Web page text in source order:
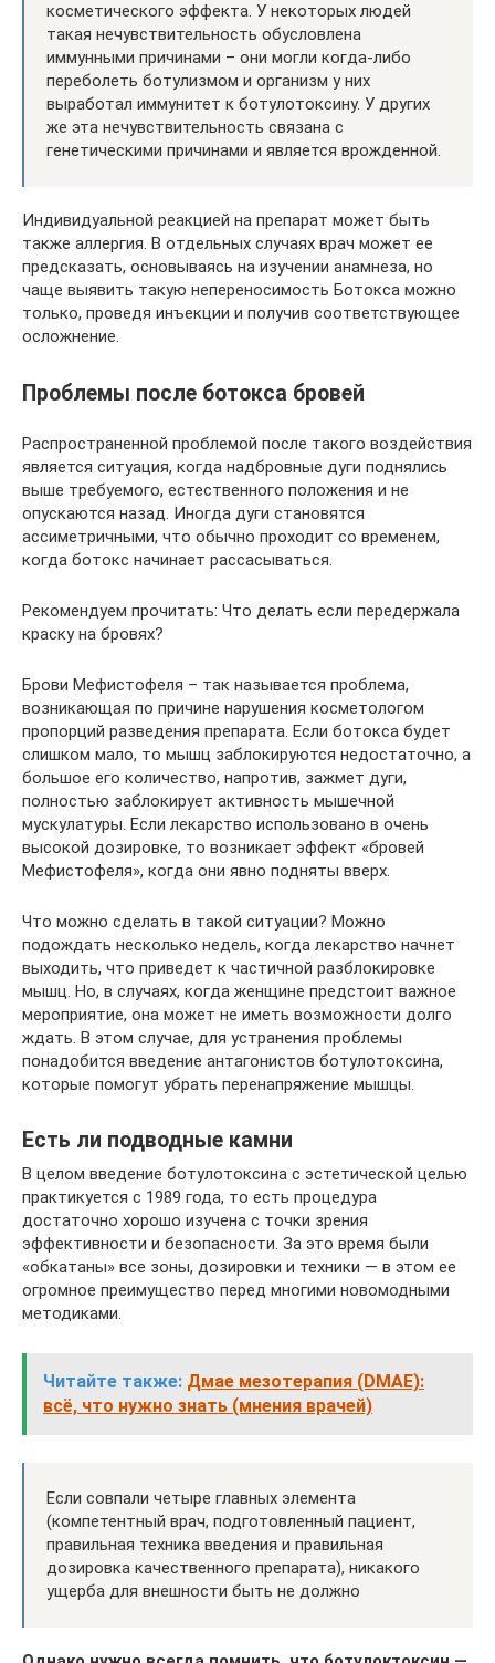
косметического эффекта. У некоторых людей
такая нечувствительность обусловлена
иммунными причинами – они могли когда-либо
переболеть ботулизмом и организм у них
выработал иммунитет к ботулотоксину. У других
же эта нечувствительность связана с
генетическими причинами и является врожденной.
Индивидуальной реакцией на препарат может быть
также аллергия. В отдельных случаях врач может ее
предсказать, основываясь на изучении анамнеза, но
чаще выявить такую непереносимость Ботокса можно
только, проведя инъекции и получив соответствующее
осложнение.
Проблемы после ботокса бровей
Распространенной проблемой после такого воздействия
является ситуация, когда надбровные дуги поднялись
выше требуемого, естественного положения и не
опускаются назад. Иногда дуги становятся
ассиметричными, что обычно проходит со временем,
когда ботокс начинает рассасываться.
Рекомендуем прочитать: Что делать если передержала
краску на бровях?
Брови Мефистофеля – так называется проблема,
возникающая по причине нарушения косметологом
пропорций разведения препарата. Если ботокса будет
слишком мало, то мышц заблокируются недостаточно, а
большое его количество, напротив, зажмет дуги,
полностью заблокирует активность мышечной
мускулатуры. Если лекарство использовано в очень
высокой дозировке, то возникает эффект «бровей
Мефистофеля», когда они явно подняты вверх.
Что можно сделать в такой ситуации? Можно
подождать несколько недель, когда лекарство начнет
выходить, что приведет к частичной разблокировке
мышц. Но, в случаях, когда женщине предстоит важное
мероприятие, она может не иметь возможности долго
ждать. В этом случае, для устранения проблемы
понадобится введение антагонистов ботулотоксина,
которые помогут убрать перенапряжение мышцы.
Есть ли подводные камни
В целом введение ботулотоксина с эстетической целью
практикуется с 1989 года, то есть процедура
достаточно хорошо изучена с точки зрения
эффективности и безопасности. За это время были
«обкатаны» все зоны, дозировки и техники — в этом ее
огромное преимущество перед многими новомодными
методиками.
Читайте также: Дмае мезотерапия (DMAE):
всё, что нужно знать (мнения врачей)
Если совпали четыре главных элемента
(компетентный врач, подготовленный пациент,
правильная техника введения и правильная
дозировка качественного препарата), никакого
ущерба для внешности быть не должно